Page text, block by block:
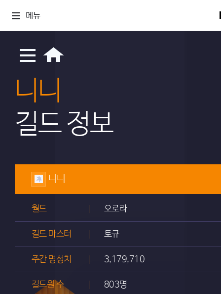
메뉴
니니
길드 정보
니니
월드 오로라
길드 마스터 토규
주간 명성치 3,179,710
길드원 수 803명